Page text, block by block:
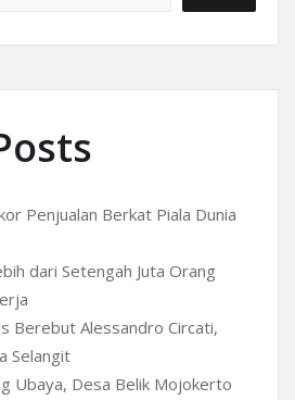
Penjualan Berkat Piala Dunia
dari Setengah Juta Orang
Berebut Alessandro Circati,
Selangit
Ubaya, Desa Belik Mojokerto